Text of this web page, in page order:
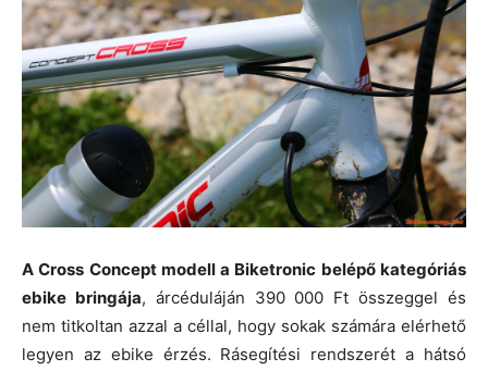
A Cross Concept modell a Biketronic belépő kategóriás
ebike bringája, árcéduláján 390 000 Ft összeggel és
nem titkoltan azzal a céllal, hogy sokak számára elérhető
legyen az ebike érzés. Rásegítési rendszerét a hátsó